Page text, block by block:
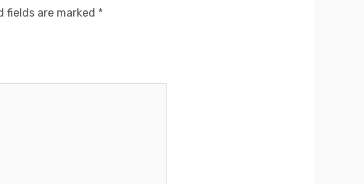
fields are marked *